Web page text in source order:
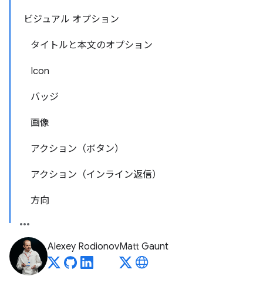
ビジュアル オプション
タイトルと本文のオプション
Icon
バッジ
画像
アクション（ボタン）
アクション（インライン返信）
方向
Alexey RodionovMatt Gaunt